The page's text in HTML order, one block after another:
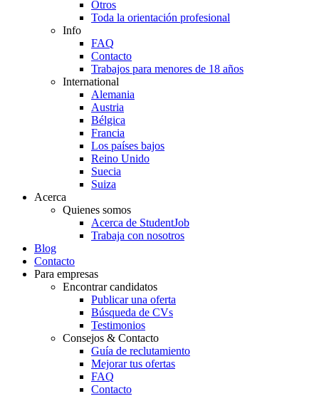
Otros
Toda la orientación profesional
Info
FAQ
Contacto
Trabajos para menores de 18 años
International
Alemania
Austria
Bélgica
Francia
Los países bajos
Reino Unido
Suecia
Suiza
Acerca
Quienes somos
Acerca de StudentJob
Trabaja con nosotros
Blog
Contacto
Para empresas
Encontrar candidatos
Publicar una oferta
Búsqueda de CVs
Testimonios
Consejos & Contacto
Guía de reclutamiento
Mejorar tus ofertas
FAQ
Contacto